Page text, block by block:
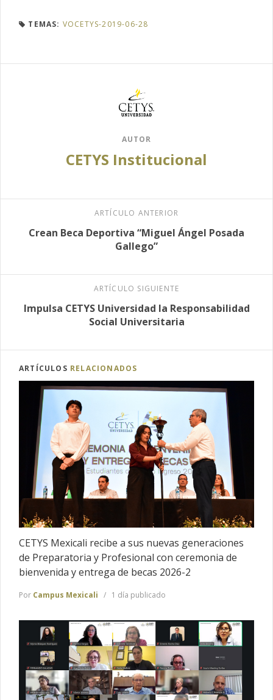
TEMAS: VOCETYS-2019-06-28
AUTOR
CETYS Institucional
ARTÍCULO ANTERIOR
Crean Beca Deportiva “Miguel Ángel Posada
Gallego”
ARTÍCULO SIGUIENTE
Impulsa CETYS Universidad la Responsabilidad
Social Universitaria
ARTÍCULOS RELACIONADOS
CETYS Mexicali recibe a sus nuevas generaciones
de Preparatoria y Profesional con ceremonia de
bienvenida y entrega de becas 2026-2
Por Campus Mexicali 1 día publicado